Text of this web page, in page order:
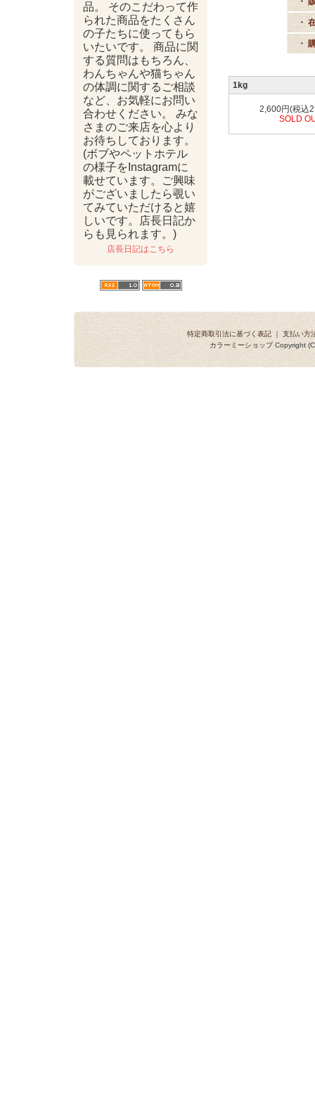
品。 そのこだわって作
られた商品をたくさん
の子たちに使ってもら
いたいです。 商品に関
する質問はもちろん、
わんちゃんや猫ちゃん
の体調に関するご相談
など、お気軽にお問い
合わせください。 みな
さまのご来店を心より
お待ちしております。
(ボブやペットホテル
の様子をInstagramに
載せています。ご興味
がございましたら覗い
てみていただけると嬉
しいです。店長日記か
らも見られます。)
店長日記はこちら
・
・
1kg
2,600円(税込
SOLD
特定商取引法に基づく表記 ｜ 支払い方
カラーミーショップCopyright